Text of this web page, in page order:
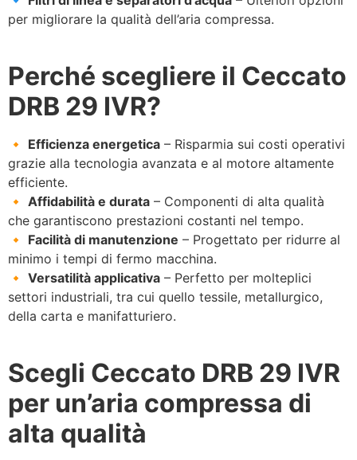
per migliorare la qualità dell’aria compressa.
Perché scegliere il Ceccato
DRB 29 IVR?
🔸 Efficienza energetica – Risparmia sui costi operativi
grazie alla tecnologia avanzata e al motore altamente
efficiente.
🔸 Affidabilità e durata – Componenti di alta qualità
che garantiscono prestazioni costanti nel tempo.
🔸 Facilità di manutenzione – Progettato per ridurre al
minimo i tempi di fermo macchina.
🔸 Versatilità applicativa – Perfetto per molteplici
settori industriali, tra cui quello tessile, metallurgico,
della carta e manifatturiero.
Scegli Ceccato DRB 29 IVR
per un’aria compressa di
alta qualità